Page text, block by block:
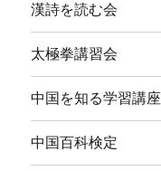
漢詩を読む会
太極拳講習会
中国を知る学習講座
中国百科検定